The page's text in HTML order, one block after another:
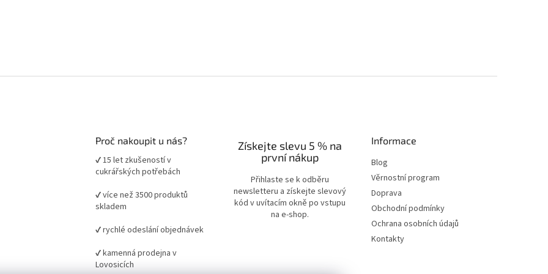
Proč nakoupit u nás?
✔ 15 let zkušeností v
cukrářských potřebách
✔ více než 3500 produktů
skladem
✔ rychlé odeslání objednávek
✔ kamenná prodejna v
Lovosicích
Získejte slevu 5 % na
první nákup
Přihlaste se k odběru
newsletteru a získejte slevový
kód v uvítacím okně po vstupu
na e-shop.
Informace
Blog
Věrnostní program
Doprava
Obchodní podmínky
Ochrana osobních údajů
Kontakty